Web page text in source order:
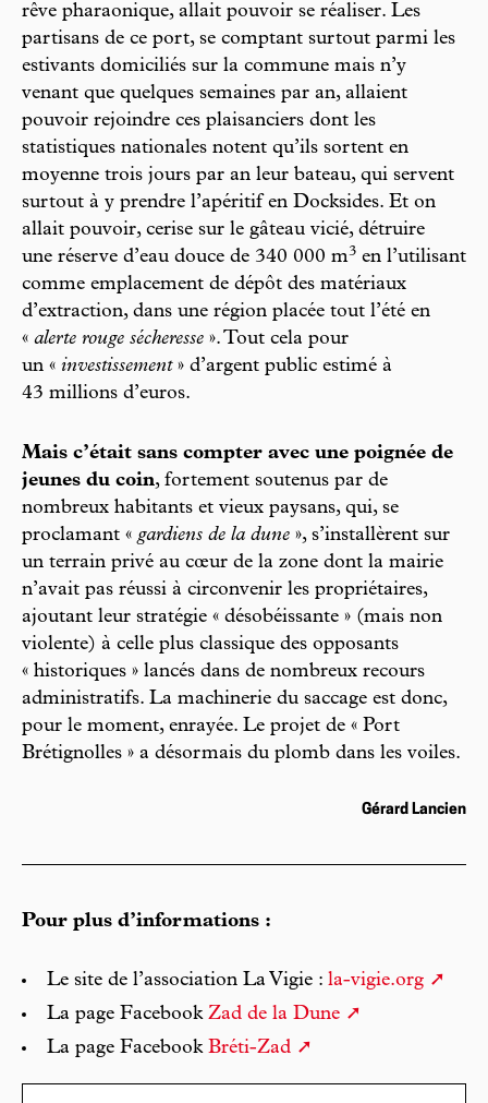
rêve pharaonique, allait pouvoir se réaliser. Les
partisans de ce port, se comptant surtout parmi les
estivants domiciliés sur la commune mais n’y
venant que quelques semaines par an, allaient
pouvoir rejoindre ces plaisanciers dont les
statistiques nationales notent qu’ils sortent en
moyenne trois jours par an leur bateau, qui servent
surtout à y prendre l’apéritif en Docksides. Et on
allait pouvoir, cerise sur le gâteau vicié, détruire
une réserve d’eau douce de 340 000 m3 en l’utilisant
comme emplacement de dépôt des matériaux
d’extraction, dans une région placée tout l’été en
« alerte rouge sécheresse ». Tout cela pour
un « investissement» d’argent public estimé à
43 millions d’euros.
Mais c’était sans compter avec une poignée de
jeunes du coin, fortement soutenus par de
nombreux habitants et vieux paysans, qui, se
proclamant « gardiens de la dune », s’installèrent sur
un terrain privé au cœur de la zone dont la mairie
n’avait pas réussi à circonvenir les propriétaires,
ajoutant leur stratégie « désobéissante » (mais non
violente) à celle plus classique des opposants
« historiques » lancés dans de nombreux recours
administratifs. La machinerie du saccage est donc,
pour le moment, enrayée. Le projet de « Port
Brétignolles » a désormais du plomb dans les voiles.
Gérard Lancien
Pour plus d’informations :
Le site de l’association La Vigie : la-vigie.org
La page Facebook Zad de la Dune
La page Facebook Bréti-Zad